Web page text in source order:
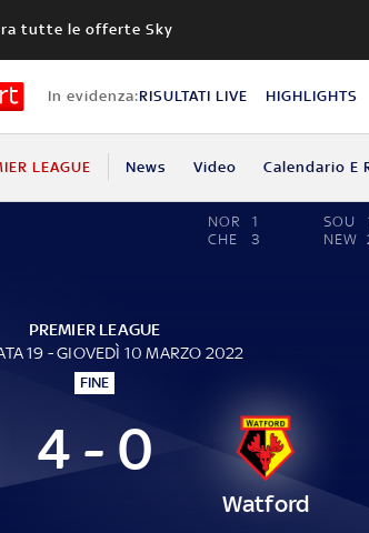
tutte le offerte Sky
In evidenza:RISULTATI LIVE HIGHLIGHTS
LEAGUE News Video Calendario E
NOR
1
CHE
3
SOU
NEW
PREMIER LEAGUE
19 - GIOVEDÌ 10 MARZO 2022
FINE
4 - 0
Watford